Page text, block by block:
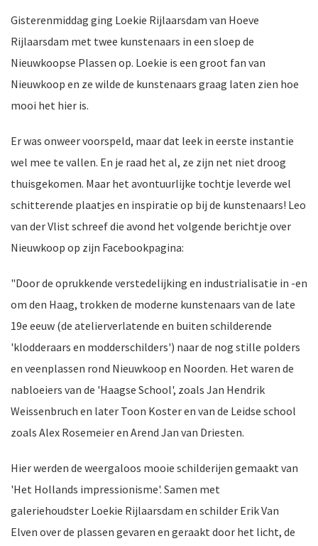
Gisterenmiddag ging Loekie Rijlaarsdam van Hoeve
Rijlaarsdam met twee kunstenaars in een sloep de
Nieuwkoopse Plassen op. Loekie is een groot fan van
Nieuwkoop en ze wilde de kunstenaars graag laten zien hoe
mooi het hier is.
Er was onweer voorspeld, maar dat leek in eerste instantie
wel mee te vallen. En je raad het al, ze zijn net niet droog
thuisgekomen. Maar het avontuurlijke tochtje leverde wel
schitterende plaatjes en inspiratie op bij de kunstenaars! Leo
van der Vlist schreef die avond het volgende berichtje over
Nieuwkoop op zijn Facebookpagina:
"Door de oprukkende verstedelijking en industrialisatie in -en
om den Haag, trokken de moderne kunstenaars van de late
19e eeuw (de atelierverlatende en buiten schilderende
'klodderaars en modderschilders') naar de nog stille polders
en veenplassen rond Nieuwkoop en Noorden. Het waren de
nabloeiers van de 'Haagse School', zoals Jan Hendrik
Weissenbruch en later Toon Koster en van de Leidse school
zoals Alex Rosemeier en Arend Jan van Driesten.
Hier werden de weergaloos mooie schilderijen gemaakt van
'Het Hollands impressionisme'. Samen met
galeriehoudster Loekie Rijlaarsdam en schilder Erik Van
Elven over de plassen gevaren en geraakt door het licht, de